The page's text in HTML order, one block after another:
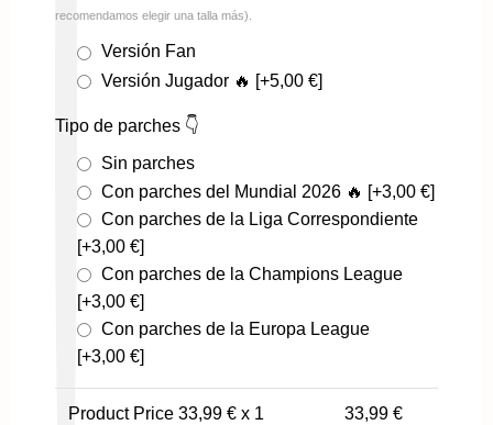
recomendamos elegir una talla más).
Versión Fan
Versión Jugador 🔥 [+5,00 €]
Tipo de parches 👇
Sin parches
Con parches del Mundial 2026 🔥 [+3,00 €]
Con parches de la Liga Correspondiente
[+3,00 €]
Con parches de la Champions League
[+3,00 €]
Con parches de la Europa League
[+3,00 €]
Product Price 33,99 € x 1 33,99 €